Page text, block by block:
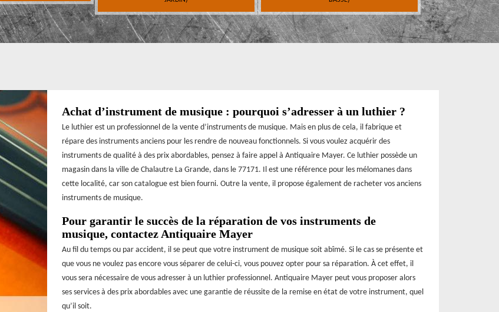
Achat d’instrument de musique : pourquoi s’adresser à un luthier ?
Le luthier est un professionnel de la vente d’instruments de musique. Mais en plus de cela, il fabrique et
répare des instruments anciens pour les rendre de nouveau fonctionnels. Si vous voulez acquérir des
instruments de qualité à des prix abordables, pensez à faire appel à Antiquaire Mayer. Ce luthier possède un
magasin dans la ville de Chalautre La Grande, dans le 77171. Il est une référence pour les mélomanes dans
cette localité, car son catalogue est bien fourni. Outre la vente, il propose également de racheter vos anciens
instruments de musique.
Pour garantir le succès de la réparation de vos instruments de
musique, contactez Antiquaire Mayer
Au fil du temps ou par accident, il se peut que votre instrument de musique soit abîmé. Si le cas se présente et
que vous ne voulez pas encore vous séparer de celui-ci, vous pouvez opter pour sa réparation. À cet effet, il
vous sera nécessaire de vous adresser à un luthier professionnel. Antiquaire Mayer peut vous proposer alors
ses services à des prix abordables avec une garantie de réussite de la remise en état de votre instrument, quel
qu’il soit.